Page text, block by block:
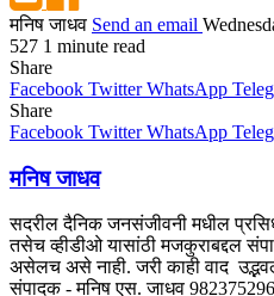
मनिष जाधव Send an email
527 1 minute read
Share
Facebook Twitter WhatsApp
Share
Facebook Twitter WhatsApp
मनिष जाधव
सदरील दैनिक जनसंजीवनी मधील
तसेच व्हीडीओ यासांठी मजकुराबद्दल
असेलच असे नाही. जरी काही वाद
संपादक - मनिष एस. जाधव